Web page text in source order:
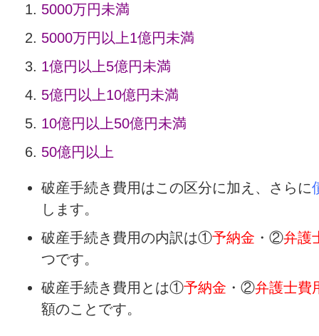
5000万円未満
5000万円以上1億円未満
1億円以上5億円未満
5億円以上10億円未満
10億円以上50億円未満
50億円以上
破産手続き費用はこの区分に加え、さらに
します。
破産手続き費用の内訳は①予納金 ・②弁護
つです。
破産手続き費用とは①予納金 ・②弁護士費
額のことです。